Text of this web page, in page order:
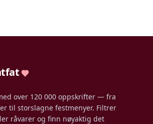
over 120 000 oppskrifter — fra
til storslagne festmenyer. Filtrer
råvarer og finn nøyaktig det